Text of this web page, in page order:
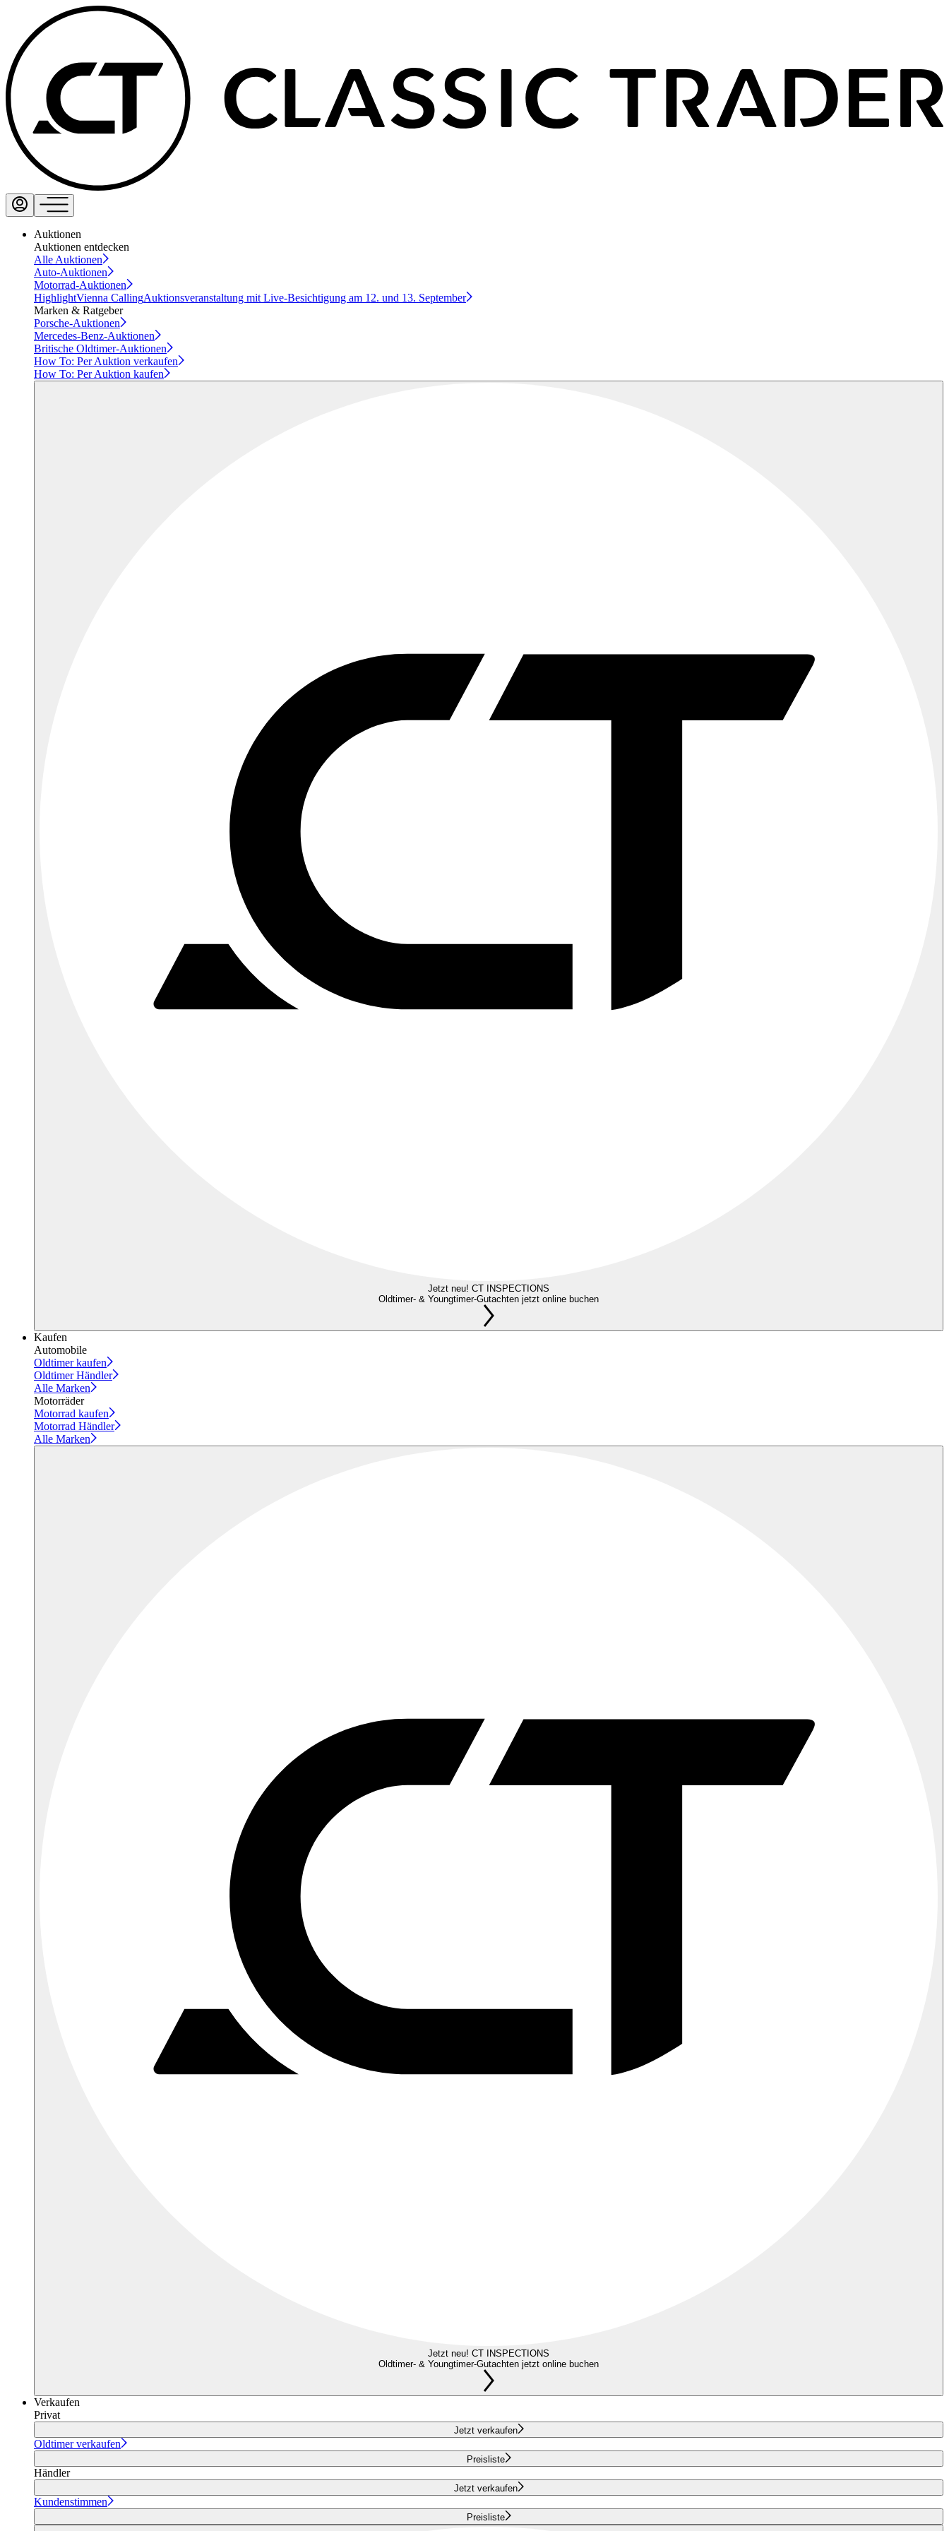
Auktionen
Auktionen entdecken
Alle Auktionen
Auto-Auktionen
Motorrad-Auktionen
HighlightVienna CallingAuktionsveranstaltung mit Live-Besichtigung am 12. und 13. September
Marken & Ratgeber
Porsche-Auktionen
Mercedes-Benz-Auktionen
Britische Oldtimer-Auktionen
How To: Per Auktion verkaufen
How To: Per Auktion kaufen
Jetzt neu! CT INSPECTIONS
Oldtimer- & Youngtimer-Gutachten jetzt online buchen
Kaufen
Automobile
Oldtimer kaufen
Oldtimer Händler
Alle Marken
Motorräder
Motorrad kaufen
Motorrad Händler
Alle Marken
Jetzt neu! CT INSPECTIONS
Oldtimer- & Youngtimer-Gutachten jetzt online buchen
Verkaufen
Privat
Jetzt verkaufen
Oldtimer verkaufen
Preisliste
Händler
Jetzt verkaufen
Kundenstimmen
Preisliste